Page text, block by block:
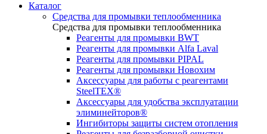
Каталог
Средства для промывки теплообменника
Средства для промывки теплообменника
Реагенты для промывки BWT
Реагенты для промывки Alfa Laval
Реагенты для промывки PIPAL
Реагенты для промывки Новохим
Аксессуары для работы с реагентами
SteelTEX®
Аксессуары для удобства эксплуатации
элиминейторов®
Ингибиторы защиты систем отопления